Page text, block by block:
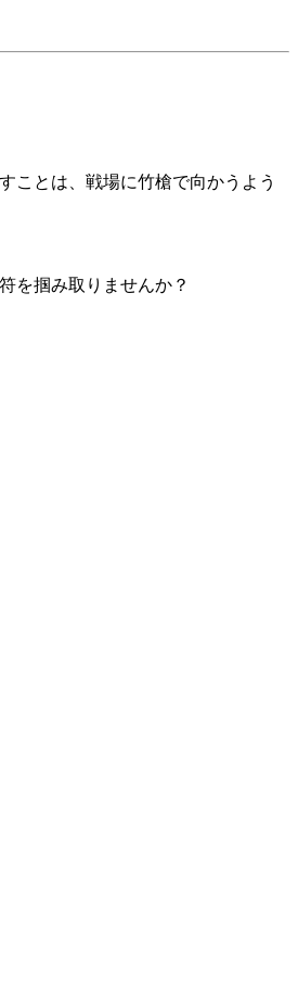
ことは、戦場に竹槍で向かうよう
を掴み取りませんか？